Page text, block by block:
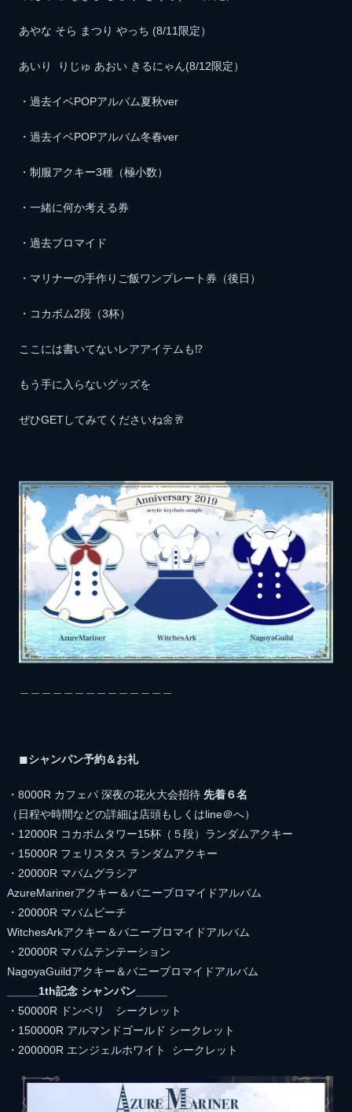
あやな そら まつり やっち (8/11限定）
あいり りじゅ あおい きるにゃん(8/12限定）
・過去イベPOPアルバム夏秋ver
・過去イベPOPアルバム冬春ver
・制服アクキー3種（極小数）
・一緒に何か考える券
・過去ブロマイド
・マリナーの手作りご飯ワンプレート券（後日）
・コカボム2段（3杯）
ここには書いてないレアアイテムも⁉️
もう手に入らないグッズを
ぜひGETしてみてくださいね🌼🥂
◼︎シャンパン予約＆お礼
・8000R カフェパ 深夜の花火大会招待 先着６名
（日程や時間などの詳細は店頭もしくはline＠へ）
・12000R コカボムタワー15杯（５段）ランダムアクキー
・15000R フェリスタス ランダムアクキー
・20000R マバムグラシア
AzureMarinerアクキー＆バニーブロマイドアルバム
・20000R マバムビーチ
WitchesArkアクキー＆バニーブロマイドアルバム
・20000R マバムテンテーション
NagoyaGuildアクキー＆バニーブロマイドアルバム
1th記念 シャンパン_____
・50000R ドンペリ シークレット
・150000R アルマンドゴールド シークレット
・200000R エンジェルホワイト シークレット